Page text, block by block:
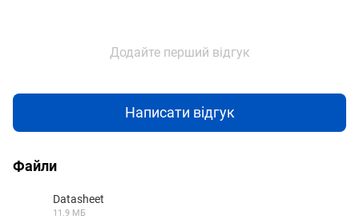
Додайте перший відгук
Написати відгук
Файли
Datasheet
11.9 МБ